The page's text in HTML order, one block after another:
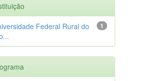
1
Federal Rural do